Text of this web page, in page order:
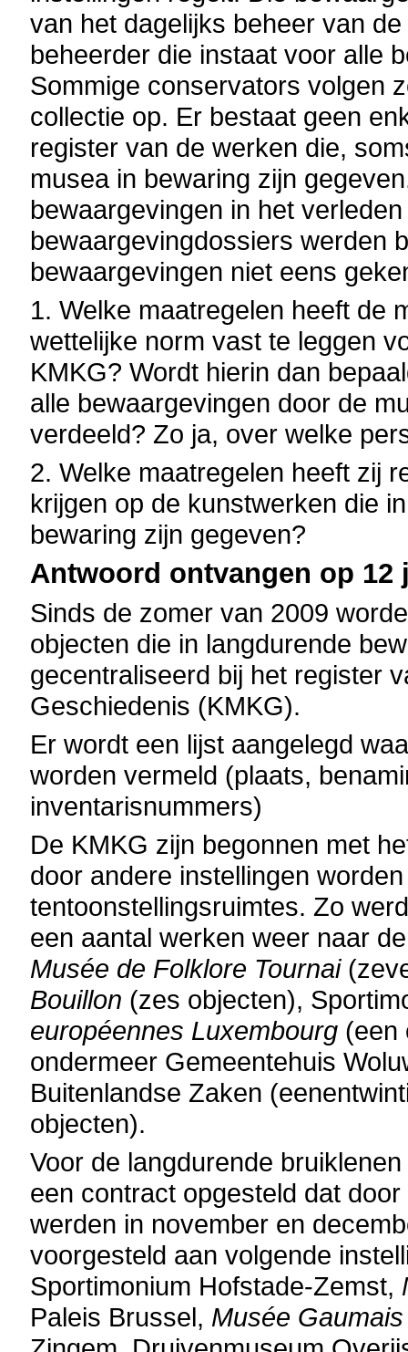
van het dagelijks beheer van
beheerder die instaat voor alle
Sommige conservators volgen
collectie op. Er bestaat geen
register van de werken die,
musea in bewaring zijn
bewaargevingen in het
bewaargevingdossiers werden
bewaargevingen niet eens
1. Welke maatregelen heeft de
wettelijke norm vast te leggen
KMKG? Wordt hierin dan
alle bewaargevingen door de
verdeeld? Zo ja, over welke
2. Welke maatregelen heeft zij
krijgen op de kunstwerken die
bewaring zijn gegeven?
Antwoord ontvangen op 12
Sinds de zomer van 2009
objecten die in langdurende
gecentraliseerd bij het register
Geschiedenis (KMKG).
Er wordt een lijst aangelegd
worden vermeld (plaats,
inventarisnummers)
De KMKG zijn begonnen met
door andere instellingen
tentoonstellingsruimtes. Zo
een aantal werken weer naar
Musée de Folklore Tournai
Bouillon (zes objecten),
européennes Luxembourg (een
ondermeer Gemeentehuis
Buitenlandse Zaken
objecten).
Voor de langdurende
een contract opgesteld dat
werden in november en
voorgesteld aan volgende
Sportimonium Hofstade-Zemst,
Paleis Brussel, Musée